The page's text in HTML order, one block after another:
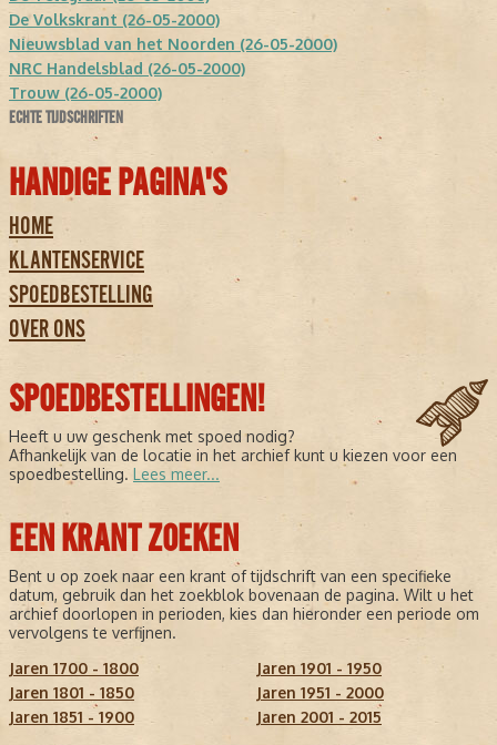
De Volkskrant (26-05-2000)
Nieuwsblad van het Noorden (26-05-2000)
NRC Handelsblad (26-05-2000)
Trouw (26-05-2000)
ECHTE TIJDSCHRIFTEN
HANDIGE PAGINA'S
HOME
KLANTENSERVICE
SPOEDBESTELLING
OVER ONS
SPOEDBESTELLINGEN!
Heeft u uw geschenk met spoed nodig?
Afhankelijk van de locatie in het archief kunt u kiezen voor een
spoedbestelling. Lees meer...
EEN KRANT ZOEKEN
Bent u op zoek naar een krant of tijdschrift van een specifieke
datum, gebruik dan het zoekblok bovenaan de pagina. Wilt u het
archief doorlopen in perioden, kies dan hieronder een periode om
vervolgens te verfijnen.
Jaren 1700 - 1800
Jaren 1801 - 1850
Jaren 1851 - 1900
Jaren 1901 - 1950
Jaren 1951 - 2000
Jaren 2001 - 2015